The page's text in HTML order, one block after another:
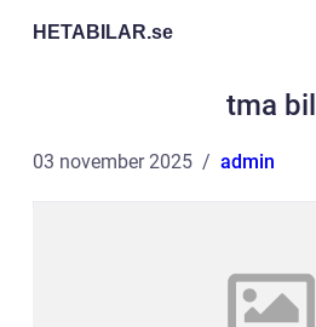
HETABILAR.se
tma bil
03 november 2025 admin